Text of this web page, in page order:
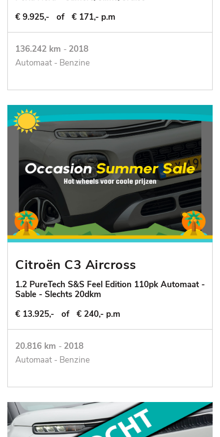
€ 9.925,-
of € 171,- p.m
136.242 km - 2018
Automaat - Benzine
Citroën C3 Aircross
1.2 PureTech S&S Feel Edition 110pk Automaat -
Sable - Slechts 20dkm
€ 13.925,-
of € 240,- p.m
20.816 km - 2018
Automaat - Benzine